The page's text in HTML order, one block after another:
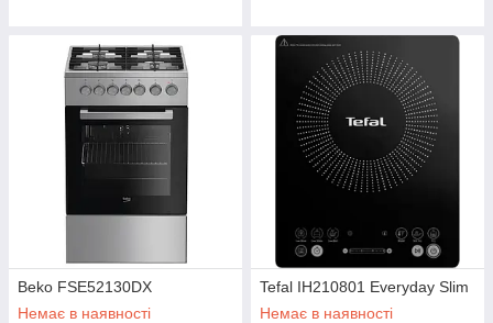
Beko FSE52130DX
Немає в наявності
Tefal IH210801 Everyday Slim
Немає в наявності